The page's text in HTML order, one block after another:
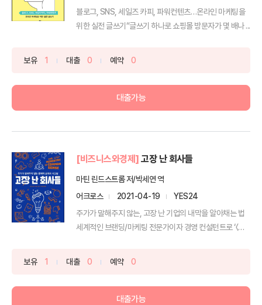
블로그, SNS, 세일즈 카피, 파워컨텐츠…온라인 마케팅을
위한 실전 글쓰기“글쓰기 하나로 쇼핑몰 방문자가 몇 배나 ...
보유 1 대출 0 예약 0
대출가능
[비즈니스와경제] 고장 난 회사들
마틴 린드스트롬 저/박세연 역
어크로스
2021-04-19
YES24
주가가 말해주지 않는, 고장 난 기업의 내막을 알아채는 법
세계적인 브랜딩/마케팅 전문가이자 경영 컨설턴트로 ‘〈타
보유 1 대출 0 예약 0
대출가능